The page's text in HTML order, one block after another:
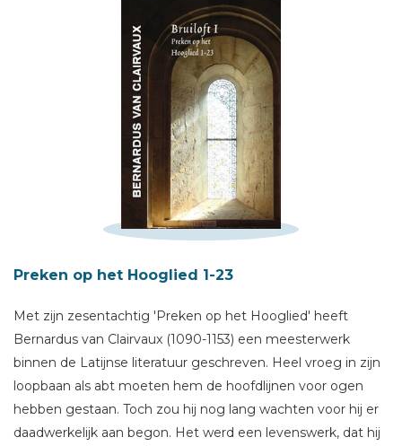
Preken op het Hooglied 1-23
Met zijn zesentachtig 'Preken op het Hooglied' heeft
Bernardus van Clairvaux (1090-1153) een meesterwerk
binnen de Latijnse literatuur geschreven. Heel vroeg in zijn
loopbaan als abt moeten hem de hoofdlijnen voor ogen
hebben gestaan. Toch zou hij nog lang wachten voor hij er
daadwerkelijk aan begon. Het werd een levenswerk, dat hij
Sterren
E-mail *
Titel *